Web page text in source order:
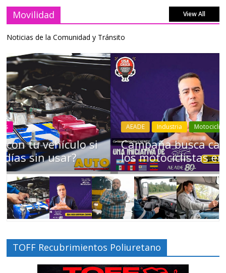
Movilidad View All
Noticias de la Comunidad y Tránsito
AEADE Industria Motociclismo Motos Movilidad
Campaña busca cambiar destino de
los motociclistas en la región
TOFF Recubrimientos Poliuretano